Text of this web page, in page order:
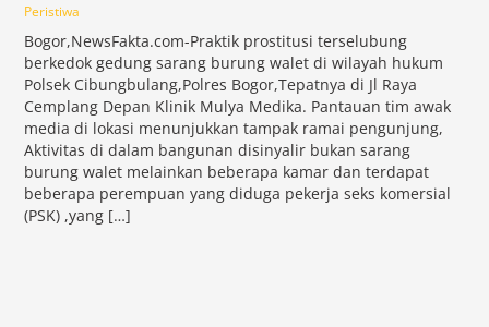
Peristiwa
Bogor,NewsFakta.com-Praktik prostitusi terselubung
berkedok gedung sarang burung walet di wilayah hukum
Polsek Cibungbulang,Polres Bogor,Tepatnya di Jl Raya
Cemplang Depan Klinik Mulya Medika. Pantauan tim awak
media di lokasi menunjukkan tampak ramai pengunjung,
Aktivitas di dalam bangunan disinyalir bukan sarang
burung walet melainkan beberapa kamar dan terdapat
beberapa perempuan yang diduga pekerja seks komersial
(PSK) ,yang […]